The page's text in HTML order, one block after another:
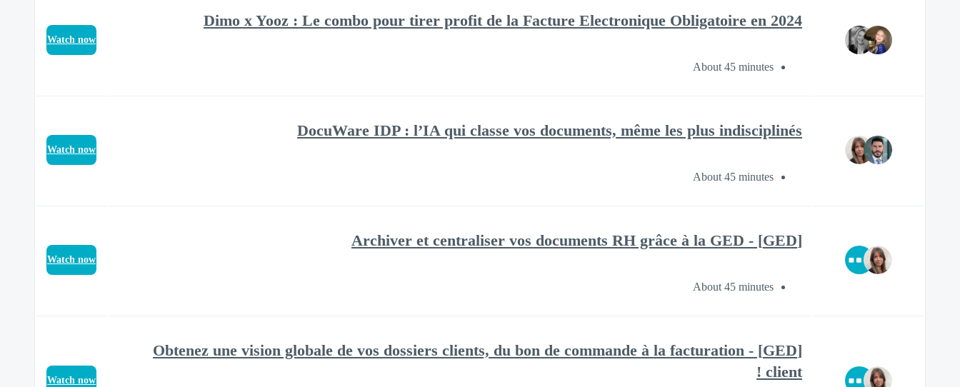
Dimo x Yooz : Le combo pour tirer profit de la Facture Electronique Obligatoire en 2024
About 45 minutes
Watch now
DocuWare IDP : l’IA qui classe vos documents, même les plus indisciplinés
About 45 minutes
Watch now
[GED] - Archiver et centraliser vos documents RH grâce à la GED
About 45 minutes
Watch now
[GED] - Obtenez une vision globale de vos dossiers clients, du bon de commande à la facturation
client !
Watch now